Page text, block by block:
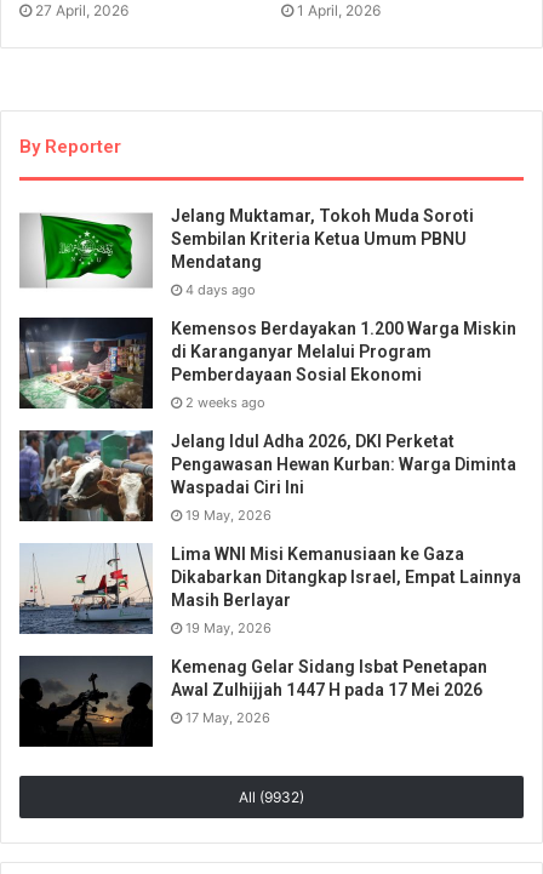
27 April, 2026 1 April, 2026
By Reporter
Jelang Muktamar, Tokoh Muda Soroti
Sembilan Kriteria Ketua Umum PBNU
Mendatang
4 days ago
Kemensos Berdayakan 1.200 Warga Miskin
di Karanganyar Melalui Program
Pemberdayaan Sosial Ekonomi
2 weeks ago
Jelang Idul Adha 2026, DKI Perketat
Pengawasan Hewan Kurban: Warga Diminta
Waspadai Ciri Ini
19 May, 2026
Lima WNI Misi Kemanusiaan ke Gaza
Dikabarkan Ditangkap Israel, Empat Lainnya
Masih Berlayar
19 May, 2026
Kemenag Gelar Sidang Isbat Penetapan
Awal Zulhijjah 1447 H pada 17 Mei 2026
17 May, 2026
All (9932)